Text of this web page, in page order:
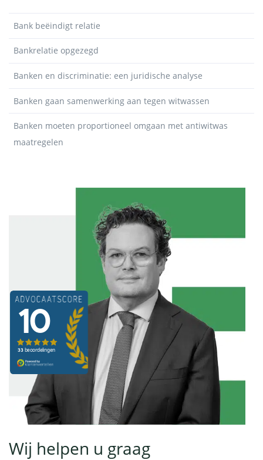
Bank beëindigt relatie
Bankrelatie opgezegd
Banken en discriminatie: een juridische analyse
Banken gaan samenwerking aan tegen witwassen
Banken moeten proportioneel omgaan met antiwitwas
maatregelen
Wij helpen u graag